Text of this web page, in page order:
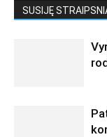
SUSIJĘ